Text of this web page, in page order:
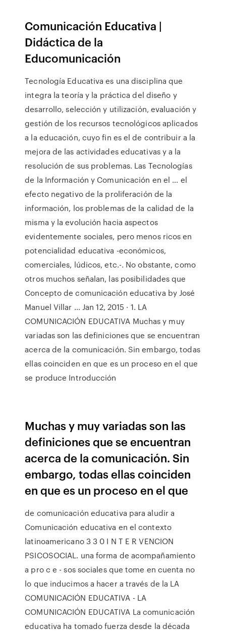
Comunicación Educativa |
Didáctica de la
Educomunicación
Tecnología Educativa es una disciplina que
integra la teoría y la práctica del diseño y
desarrollo, selección y utilización, evaluación y
gestión de los recursos tecnológicos aplicados
a la educación, cuyo fin es el de contribuir a la
mejora de las actividades educativas y a la
resolución de sus problemas. Las Tecnologías
de la Información y Comunicación en el ... el
efecto negativo de la proliferación de la
información, los problemas de la calidad de la
misma y la evolución hacia aspectos
evidentemente sociales, pero menos ricos en
potencialidad educativa -económicos,
comerciales, lúdicos, etc.-. No obstante, como
otros muchos señalan, las posibilidades que
Concepto de comunicación educativa by José
Manuel Villar ... Jan 12, 2015 · 1. LA
COMUNICACIÓN EDUCATIVA Muchas y muy
variadas son las definiciones que se encuentran
acerca de la comunicación. Sin embargo, todas
ellas coinciden en que es un proceso en el que
se produce Introducción
Muchas y muy variadas son las
definiciones que se encuentran
acerca de la comunicación. Sin
embargo, todas ellas coinciden
en que es un proceso en el que
de comunicación educativa para aludir a
Comunicación educativa en el contexto
latinoamericano 3 3 0 I N T E R VENCION
PSICOSOCIAL. una forma de acompañamiento
a pro c e - sos sociales que tome en cuenta no
lo que inducimos a hacer a través de la LA
COMUNICACIÓN EDUCATIVA - LA
COMUNICACIÓN EDUCATIVA La comunicación
educativa ha tomado fuerza desde la década